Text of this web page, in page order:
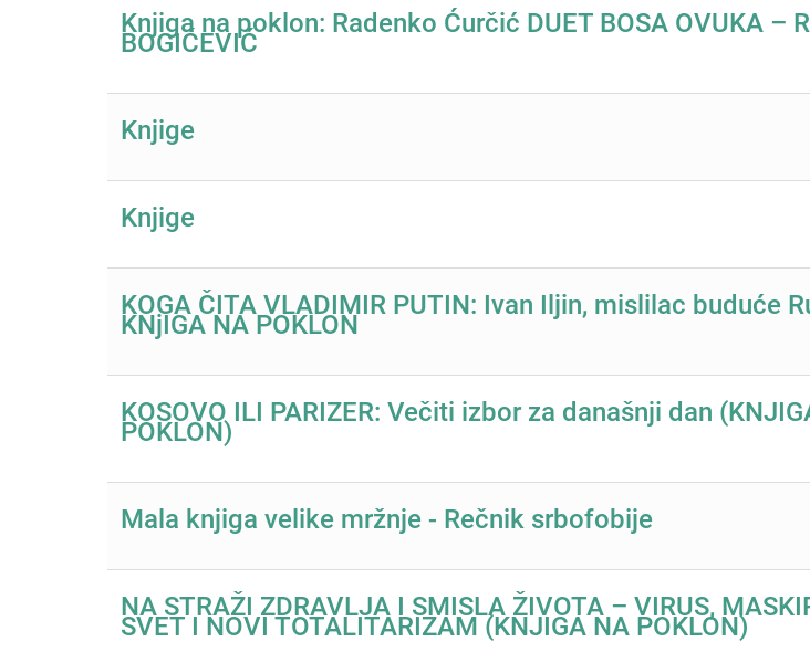
Knjiga na poklon: Radenko Ćurčić DUET BOSA OVUKA –
BOGIĆEVIĆ
Knjige
Knjige
KOGA ČITA VLADIMIR PUTIN: Ivan Iljin, mislilac buduće
KNjIGA NA POKLON
KOSOVO ILI PARIZER: Večiti izbor za današnji dan
POKLON)
Mala knjiga velike mržnje - Rečnik srbofobije
NA STRAŽI ZDRAVLJA I SMISLA ŽIVOTA – VIRUS,
SVET I NOVI TOTALITARIZAM (KNJIGA NA POKLON)